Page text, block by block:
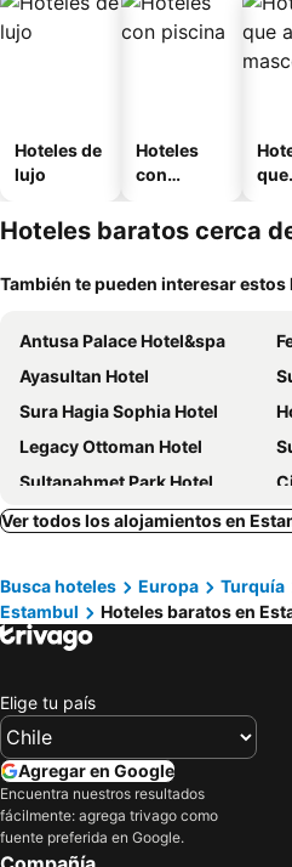
Hoteles de
lujo
Hoteles
con
que
Hoteles baratos cerca
También te pueden interesar estos
Antusa Palace Hotel&spa
Ayasultan Hotel
Sura Hagia Sophia Hotel
Legacy Ottoman Hotel
Sultanahmet Park Hotel
Radisson Blu Hotel, Istanbul Pera
Carina Gold Hotel
Four Seasons Hotel Istanbul at the Bosphorus
Conrad Istanbul Bosphorus
The And Hotel
Agora Life Hotel
Pera Palace Hotel
Atlantis Royal Hotel
Antea Palace Hotel & Spa
Ver todos los alojamientos en
Busca hoteles Europa Turquía
Estambul
Hoteles baratos en
Elige tu país
Agregar en Google
Encuentra nuestros resultados
fácilmente: agrega trivago como
fuente preferida en Google.